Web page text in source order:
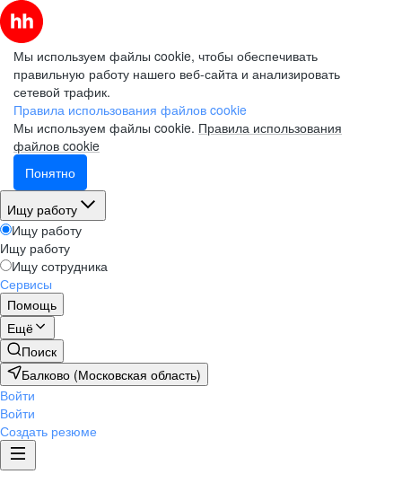
Мы используем файлы cookie, чтобы обеспечивать
правильную работу нашего веб-сайта и анализировать
сетевой трафик.
Правила использования файлов cookie
Мы используем файлы cookie. Правила использования
файлов cookie
Понятно
Ищу работу
Ищу работу
Ищу работу
Ищу сотрудника
Сервисы
Помощь
Ещё
Поиск
Балково (Московская область)
Войти
Войти
Создать резюме